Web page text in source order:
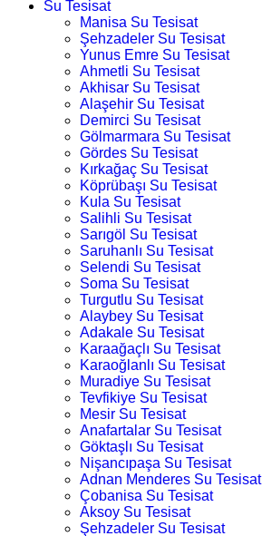
Su Tesisat
Manisa Su Tesisat
Şehzadeler Su Tesisat
Yunus Emre Su Tesisat
Ahmetli Su Tesisat
Akhisar Su Tesisat
Alaşehir Su Tesisat
Demirci Su Tesisat
Gölmarmara Su Tesisat
Gördes Su Tesisat
Kırkağaç Su Tesisat
Köprübaşı Su Tesisat
Kula Su Tesisat
Salihli Su Tesisat
Sarıgöl Su Tesisat
Saruhanlı Su Tesisat
Selendi Su Tesisat
Soma Su Tesisat
Turgutlu Su Tesisat
Alaybey Su Tesisat
Adakale Su Tesisat
Karaağaçlı Su Tesisat
Karaoğlanlı Su Tesisat
Muradiye Su Tesisat
Tevfikiye Su Tesisat
Mesir Su Tesisat
Anafartalar Su Tesisat
Göktaşlı Su Tesisat
Nişancıpaşa Su Tesisat
Adnan Menderes Su Tesisat
Çobanisa Su Tesisat
Aksoy Su Tesisat
Şehzadeler Su Tesisat